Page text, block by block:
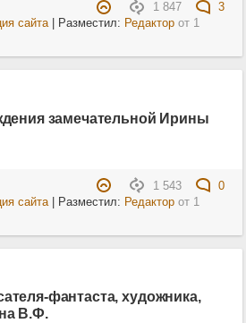
1 847
3
сайта| Разместил: Редакторот 1
замечательной Ирины
1 543
0
сайта| Разместил: Редакторот 1
фантаста, художника,
В.Ф.